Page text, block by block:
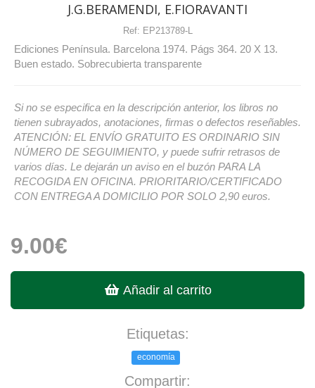
J.G.BERAMENDI, E.FIORAVANTI
Ref: EP213789-L
Ediciones Península. Barcelona 1974. Págs 364. 20 X 13.
Buen estado. Sobrecubierta transparente
Si no se especifica en la descripción anterior, los libros no
tienen subrayados, anotaciones, firmas o defectos reseñables.
ATENCIÓN: EL ENVÍO GRATUITO ES ORDINARIO SIN
NÚMERO DE SEGUIMIENTO, y puede sufrir retrasos de
varios días. Le dejarán un aviso en el buzón PARA LA
RECOGIDA EN OFICINA. PRIORITARIO/CERTIFICADO
CON ENTREGA A DOMICILIO POR SOLO 2,90 euros.
9.00€
Añadir al carrito
Etiquetas:
economía
Compartir: